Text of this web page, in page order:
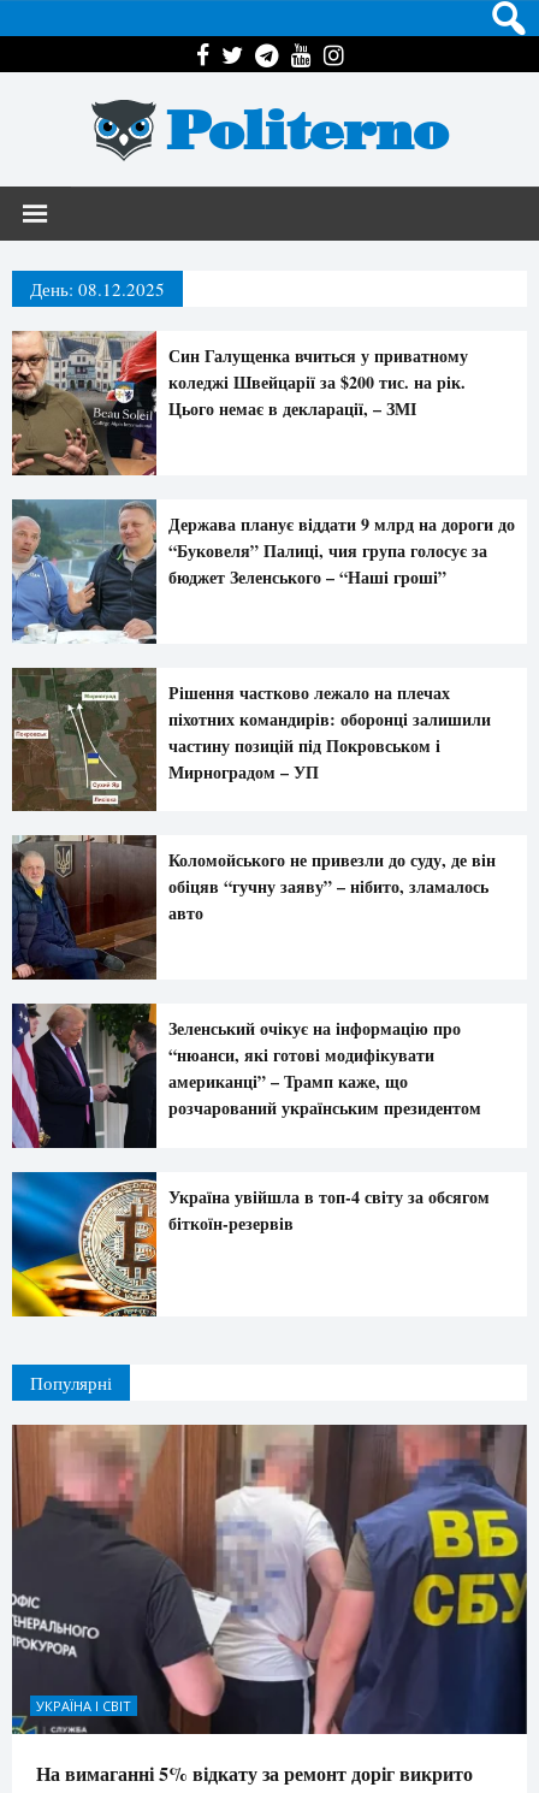
Politerno
День: 08.12.2025
Син Галущенка вчиться у приватному
коледжі Швейцарії за $200 тис. на рік.
Цього немає в декларації, – ЗМІ
Держава планує віддати 9 млрд на дороги до
“Буковеля” Палиці, чия група голосує за
бюджет Зеленського – “Наші гроші”
Рішення частково лежало на плечах
піхотних командирів: оборонці залишили
частину позицій під Покровськом і
Мирноградом – УП
Коломойського не привезли до суду, де він
обіцяв “гучну заяву” – нібито, зламалось
авто
Зеленський очікує на інформацію про
“нюанси, які готові модифікувати
американці” – Трамп каже, що
розчарований українським президентом
Україна увійшла в топ-4 світу за обсягом
біткоїн-резервів
Популярні
УКРАЇНА І СВІТ
На вимаганні 5% відкату за ремонт доріг викрито